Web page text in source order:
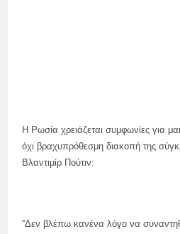
Η Ρωσία χρειάζεται συμφωνίες για
όχι βραχυπρόθεσμη διακοπή της
Βλαντιμίρ Πούτιν:
“Δεν βλέπω κανένα λόγο να